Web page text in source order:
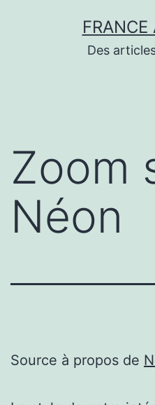
FRANCE
Des
Zoom
Néon
Source à propos de